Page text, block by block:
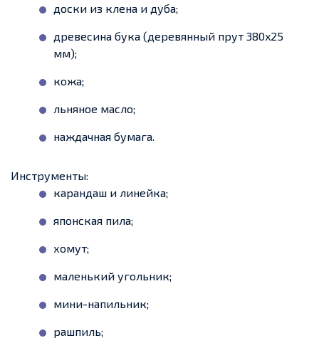
доски из клена и дуба;
древесина бука (деревянный прут 380x25
мм);
кожа;
льняное масло;
наждачная бумага.
Инструменты:
карандаш и линейка;
японская пила;
хомут;
маленький угольник;
мини-напильник;
рашпиль;